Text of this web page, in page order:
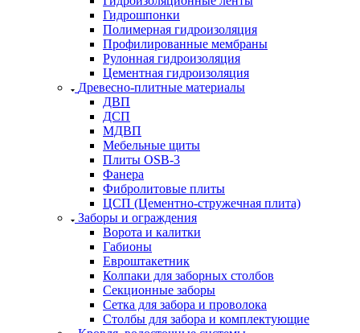
Гидрошпонки
Полимерная гидроизоляция
Профилированные мембраны
Рулонная гидроизоляция
Цементная гидроизоляция
Древесно-плитные материалы
ДВП
ДСП
МДВП
Мебельные щиты
Плиты OSB-3
Фанера
Фибролитовые плиты
ЦСП (Цементно-стружечная плита)
Заборы и ограждения
Ворота и калитки
Габионы
Евроштакетник
Колпаки для заборных столбов
Секционные заборы
Сетка для забора и проволока
Столбы для забора и комплектующие